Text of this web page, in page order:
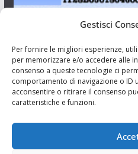
Gestisci
Per fornire le migliori esperienze,
per memorizzare e/o accedere alle
consenso a queste tecnologie ci
comportamento di navigazione o ID
acconsentire o ritirare il consenso
caratteristiche e funzioni.
Aut. del tribunale di Catania
Resp. Riccardo Orioles.
Associazione Culturale I Siciliani
via Randazzo 27 Catania